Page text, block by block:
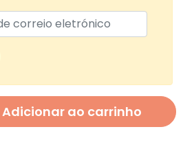
Adicionar ao carrinho